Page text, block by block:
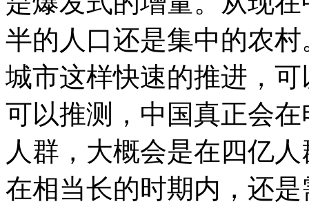
半的人口还是集中的农
城市这样快速的推进，
可以推测，中国真正会
人群，大概会是在四亿
在相当长的时期内，还